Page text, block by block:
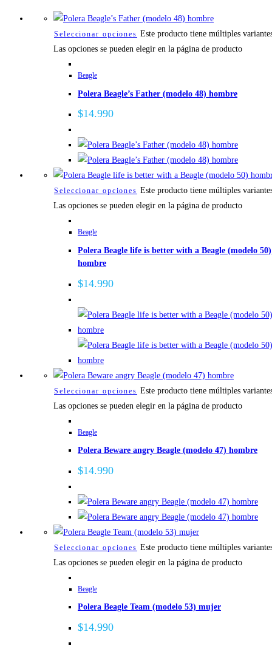
Seleccionar opciones Este producto tiene múltiples
Las opciones se pueden elegir en la página de producto
Beagle
Polera Beagle’s Father (modelo 48) hombre
$14.990
Seleccionar opciones Este producto tiene múltiples
Las opciones se pueden elegir en la página de producto
Beagle
Polera Beagle life is better with a Beagle (modelo 50)
hombre
$14.990
Seleccionar opciones Este producto tiene múltiples
Las opciones se pueden elegir en la página de producto
Beagle
Polera Beware angry Beagle (modelo 47) hombre
$14.990
Seleccionar opciones Este producto tiene múltiples
Las opciones se pueden elegir en la página de producto
Beagle
Polera Beagle Team (modelo 53) mujer
$14.990